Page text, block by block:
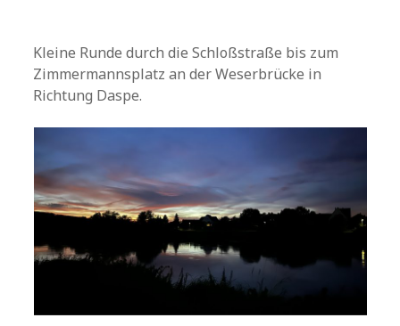
Kleine Runde durch die Schloßstraße bis zum
Zimmermannsplatz an der Weserbrücke in
Richtung Daspe.